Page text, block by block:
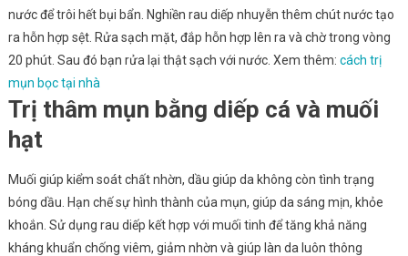
nước để trôi hết bụi bẩn. Nghiền rau diếp nhuyễn thêm chút nước tạo
ra hỗn hợp sệt. Rửa sạch mặt, đắp hỗn hợp lên ra và chờ trong vòng
20 phút. Sau đó bạn rửa lại thật sạch với nước. Xem thêm: cách trị
mụn bọc tại nhà
Trị thâm mụn bằng diếp cá và muối
hạt
Muối giúp kiểm soát chất nhờn, dầu giúp da không còn tình trạng
bóng dầu. Hạn chế sự hình thành của mụn, giúp da sáng mịn, khỏe
khoắn. Sử dụng rau diếp kết hợp với muối tinh để tăng khả năng
kháng khuẩn chống viêm, giảm nhờn và giúp làn da luôn thông